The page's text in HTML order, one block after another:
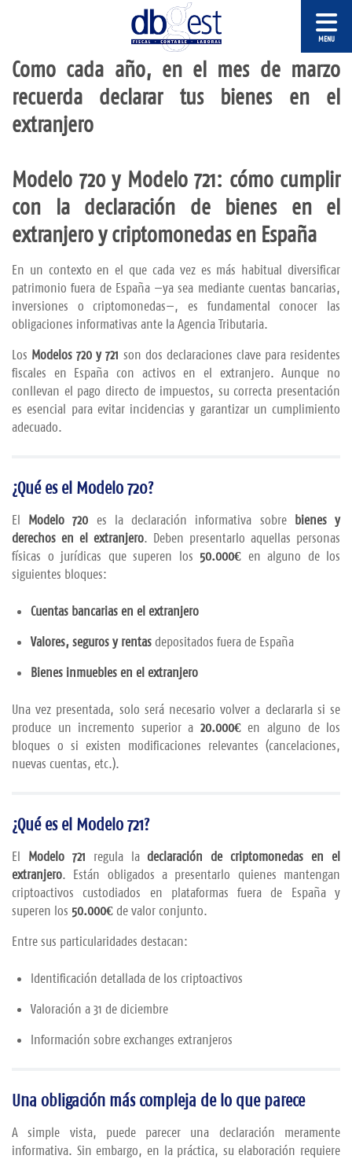
Como cada año, en el mes de marzo
recuerda declarar tus bienes en el
extranjero
Modelo 720 y Modelo 721: cómo cumplir
con la declaración de bienes en el
extranjeroycriptomonedasen España
En un contexto en el que cada vez es más habitual diversificar
patrimoniofuera de España —yasea mediante cuentas bancarias,
inversiones o criptomonedas—, es fundamental conocer las
obligaciones informativas ante la Agencia Tributaria.
Los Modelos 720y 721 son dos declaraciones clave para residentes
fiscales en España con activos en el extranjero.Aunque no
conllevan el pago directo de impuestos, su correcta presentación
es esencial para evitar incidenciasy garantizar un cumplimiento
adecuado.
¿Quéesel Modelo 720?
El Modelo 720 es la declaración informativa sobre bienesy
derechos en el extranjero. Deben presentarlo aquellas personas
físicas o jurídicas que superen los 50.000€ en alguno de los
siguientes bloques:
Cuentas bancarias en el extranjero
Valores, seguros y rentas depositados fuera de España
Bienes inmuebles en el extranjero
Unavez presentada, solo será necesariovolvera declararla sise
produce un incremento superiora 20.000€ en alguno de los
bloques o si existen modificaciones relevantes (cancelaciones,
nuevas cuentas, etc.).
¿Quéesel Modelo 721?
El Modelo 721 regula ladeclaracióndecriptomonedasenel
extranjero. Están obligadosa presentarlo quienes mantengan
criptoactivos custodiados en plataformasfuera de Españay
superen los 50.000€ de valor conjunto.
Entre sus particularidades destacan:
Identificación detallada de los criptoactivos
Valoración a 31 de diciembre
Información sobre exchanges extranjeros
Una obligación máscompleja delo queparece
Asimple vista, puede parecer una declaración meramente
informativa. Sin embargo, en la práctica, su elaboración requiere